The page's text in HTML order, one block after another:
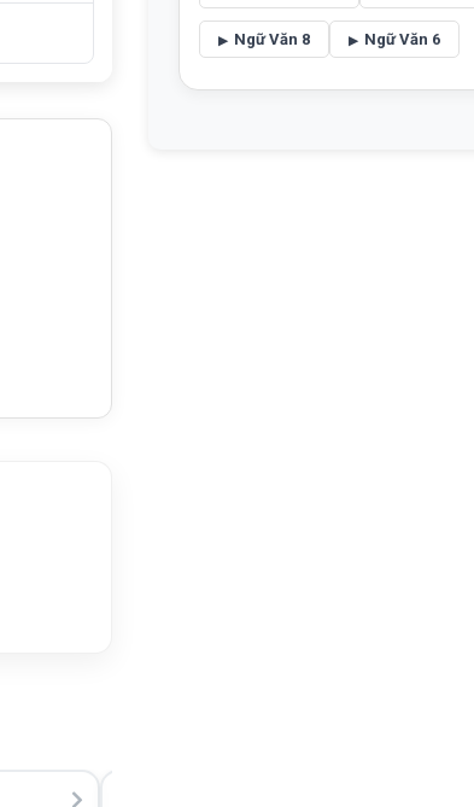
Ngữ Văn 8 Ngữ Văn 6